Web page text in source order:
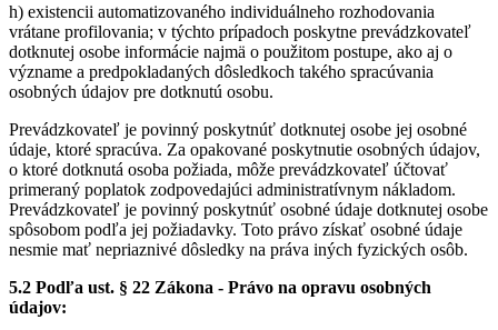
h) existencii automatizovaného individuálneho rozhodovania
vrátane profilovania; v týchto prípadoch poskytne prevádzkovateľ
dotknutej osobe informácie najmä o použitom postupe, ako aj o
význame a predpokladaných dôsledkoch takého spracúvania
osobných údajov pre dotknutú osobu.
Prevádzkovateľ je povinný poskytnúť dotknutej osobe jej osobné
údaje, ktoré spracúva. Za opakované poskytnutie osobných údajov,
o ktoré dotknutá osoba požiada, môže prevádzkovateľ účtovať
primeraný poplatok zodpovedajúci administratívnym nákladom.
Prevádzkovateľ je povinný poskytnúť osobné údaje dotknutej osobe
spôsobom podľa jej požiadavky. Toto právo získať osobné údaje
nesmie mať nepriaznivé dôsledky na práva iných fyzických osôb.
5.2 Podľa ust. § 22 Zákona - Právo na opravu osobných
údajov: